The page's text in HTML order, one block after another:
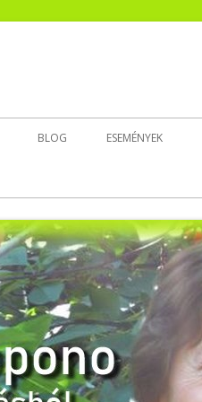
BLOG ESEMÉNYEK